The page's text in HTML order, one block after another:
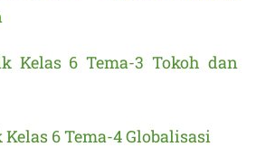
Kelas 6 Tema-3 Tokoh dan
6 Tema-4 Globalisasi